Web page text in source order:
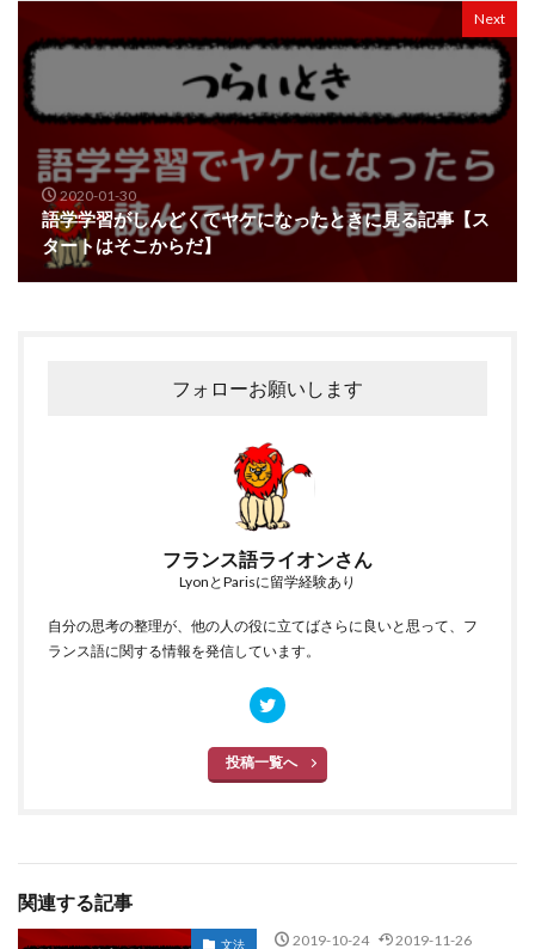
Next
2020-01-30
語学学習がしんどくてヤケになったときに見る記事【ス
タートはそこからだ】
フォローお願いします
フランス語ライオンさん
LyonとParisに留学経験あり
自分の思考の整理が、他の人の役に立てばさらに良いと思って、フ
ランス語に関する情報を発信しています。
投稿一覧へ
関連する記事
文法 2019-10-24 2019-11-26